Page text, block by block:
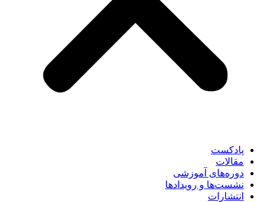
پادکست
مقالات
دوره‌های آموزشی
نشست‌ها و رویدادها
انتشارات